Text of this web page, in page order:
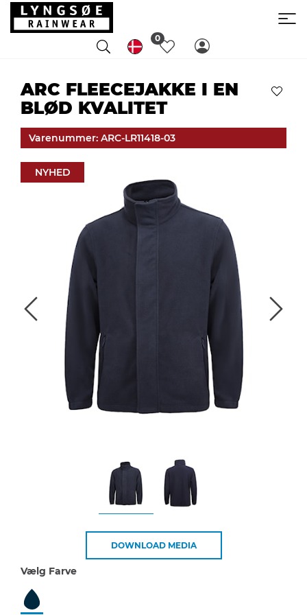
0
ARC FLEECEJAKKE I EN
BLØD KVALITET
Varenummer: ARC-LR11418-03
NYHED
DOWNLOAD MEDIA
Vælg Farve